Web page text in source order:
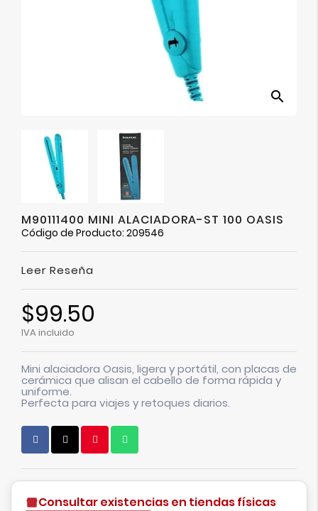
search
M90111400 MINI ALACIADORA-ST 100 OASIS
Código de Producto: 209546
Leer Reseña
$99.50
IVA incluido
Mini alaciadora Oasis, ligera y portátil, con placas de
cerámica que alisan el cabello de forma rápida y
uniforme.
Perfecta para viajes y retoques diarios.
Consultar existencias en tiendas físicas